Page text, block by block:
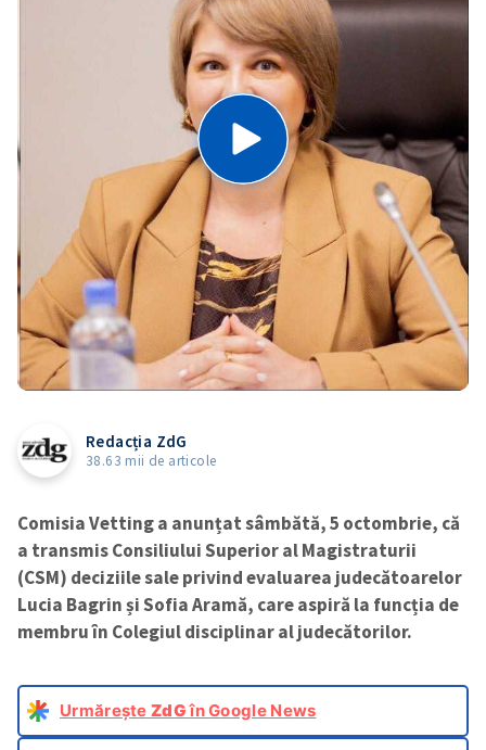
Redacția ZdG
38.63 mii de articole
Comisia Vetting a anunțat sâmbătă, 5 octombrie, că
a transmis Consiliului Superior al Magistraturii
(CSM) deciziile sale privind evaluarea judecătoarelor
Lucia Bagrin și Sofia Aramă, care aspiră la funcția de
membru în Colegiul disciplinar al judecătorilor.
Urmărește ZdGîn Google News